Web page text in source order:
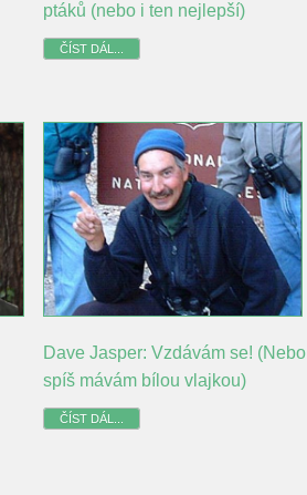
ptáků (nebo i ten nejlepší)
ČÍST DÁL...
Dave Jasper: Vzdávám se! (Nebo
spíš mávám bílou vlajkou)
ČÍST DÁL...